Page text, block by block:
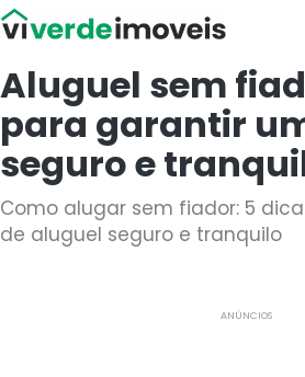
Viver de Imóveis
Aluguel sem
para garantir
seguro e
Como alugar sem fiador: 5
de aluguel seguro e tranquilo
ANÚNCIOS